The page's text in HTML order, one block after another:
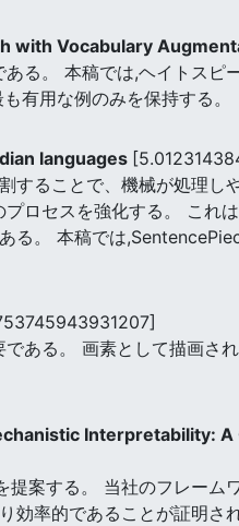
with Vocabulary
る。 本稿では,ヘイトスピ
有用な例のみを保持する。
languages
ることで、機械が処理し
ロセスを強化する。 これ
る。 本稿では
ある。 画素として描画さ
Interpretability: A
案する。 当社のフレーム
率的であることが証明さ